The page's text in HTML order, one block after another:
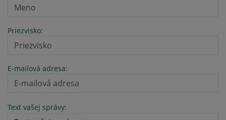
Priezvisko:
E-mailová adresa:
Text vašej správy: